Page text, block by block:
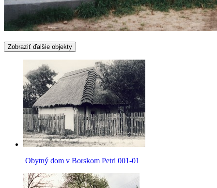
Zobraziť ďalšie objekty
Obytný dom v Borskom Petri 001-01